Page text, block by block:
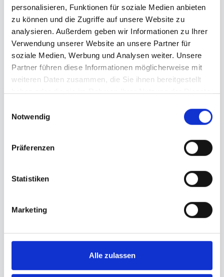
personalisieren, Funktionen für soziale Medien anbieten
zu können und die Zugriffe auf unsere Website zu
analysieren. Außerdem geben wir Informationen zu Ihrer
Verwendung unserer Website an unsere Partner für
soziale Medien, Werbung und Analysen weiter. Unsere
Partner führen diese Informationen möglicherweise mit
weiteren Daten zusammen, die Sie ihnen bereitgestellt
haben oder die sie im Rahmen Ihrer Nutzung der Dienste
Notwendig
Präferenzen
Statistiken
Marketing
Alle zulassen
Sicher Innovativ
10k+
Teilnehmende
Im nächsten Schritt können Sie weitere Kurse
Was Mimikresonanz
nehmen subtile Veränderungen bewusster wahr.